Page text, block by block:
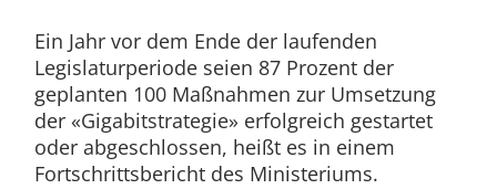
Ein Jahr vor dem Ende der laufenden
Legislaturperiode seien 87 Prozent der
geplanten 100 Maßnahmen zur Umsetzung
der «Gigabitstrategie» erfolgreich gestartet
oder abgeschlossen, heißt es in einem
Fortschrittsbericht des Ministeriums.